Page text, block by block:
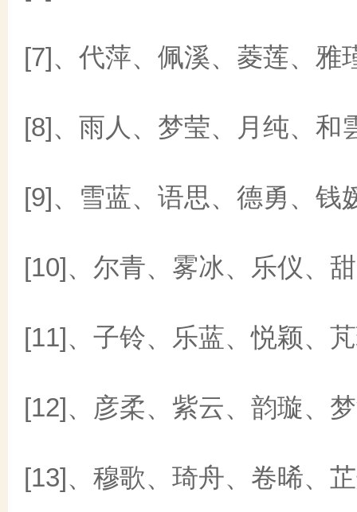
[7]、代萍、佩溪、菱莲、雅
[8]、雨人、梦莹、月纯、和
[9]、雪蓝、语思、德勇、钱
[10]、尔青、雾冰、乐仪、
[11]、子铃、乐蓝、悦颖、
[12]、彦柔、紫云、韵璇、
[13]、穆歌、琦舟、卷晞、